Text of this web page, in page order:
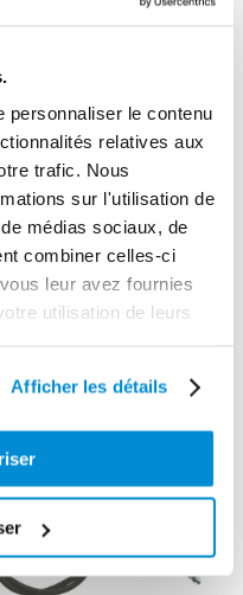
personnaliser le contenu
relatives aux
trafic. Nous
sur l'utilisation de
médias sociaux, de
combiner celles-ci
leur avez fournies
utilisation de leurs
Afficher les détails
Transformateur
double Femelle